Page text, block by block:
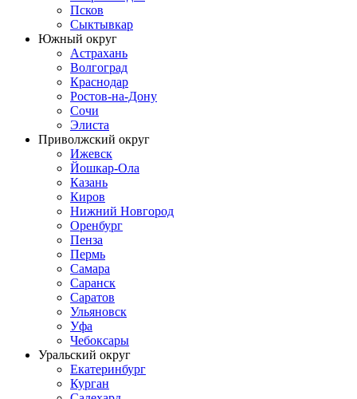
Псков
Сыктывкар
Южный округ
Астрахань
Волгоград
Краснодар
Ростов-на-Дону
Сочи
Элиста
Приволжский округ
Ижевск
Йошкар-Ола
Казань
Киров
Нижний Новгород
Оренбург
Пенза
Пермь
Самара
Саранск
Саратов
Ульяновск
Уфа
Чебоксары
Уральский округ
Екатеринбург
Курган